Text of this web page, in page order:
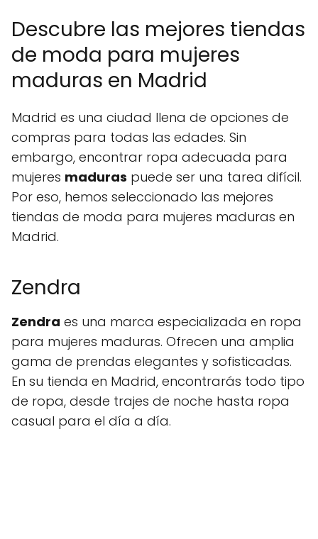
Descubre las mejores tiendas
de moda para mujeres
maduras en Madrid
Madrid es una ciudad llena de opciones de
compras para todas las edades. Sin
embargo, encontrar ropa adecuada para
mujeres maduras puede ser una tarea difícil.
Por eso, hemos seleccionado las mejores
tiendas de moda para mujeres maduras en
Madrid.
Zendra
Zendra es una marca especializada en ropa
para mujeres maduras. Ofrecen una amplia
gama de prendas elegantes y sofisticadas.
En su tienda en Madrid, encontrarás todo tipo
de ropa, desde trajes de noche hasta ropa
casual para el día a día.